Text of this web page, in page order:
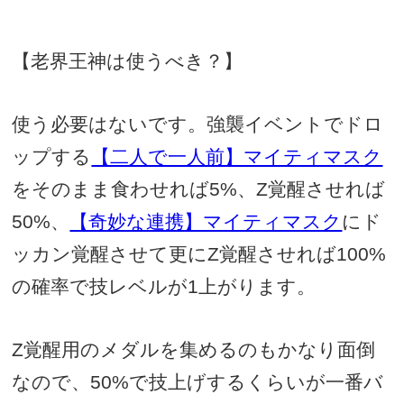
【老界王神は使うべき？】
使う必要はないです。強襲イベントでドロ
ップする
【二人で一人前】マイティマスク
をそのまま食わせれば5%、Z覚醒させれば
50%、 【奇妙な連携】マイティマスク にド
ッカン覚醒させて更にZ覚醒させれば100%
の確率で技レベルが1上がります。
Z覚醒用のメダルを集めるのもかなり面倒
なので、 50%で技上げするくらいが一番バ